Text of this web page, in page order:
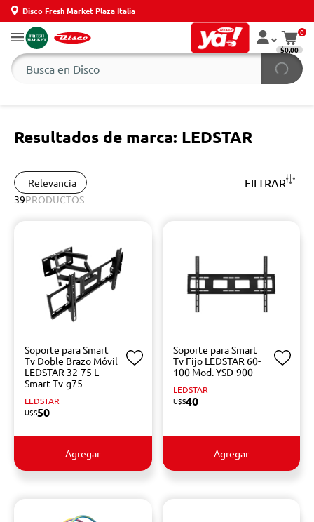
Disco Fresh Market Plaza Italia
0
$0,00
Resultados de marca: LEDSTAR
Relevancia FILTRAR
39PRODUCTOS
Soporte para Smart
Tv Doble Brazo Móvil
LEDSTAR 32-75 L
Smart Tv-g75
LEDSTAR
U$S50
Agregar
Soporte para Smart
Tv Fijo LEDSTAR 60-
100 Mod. YSD-900
LEDSTAR
U$S40
Agregar